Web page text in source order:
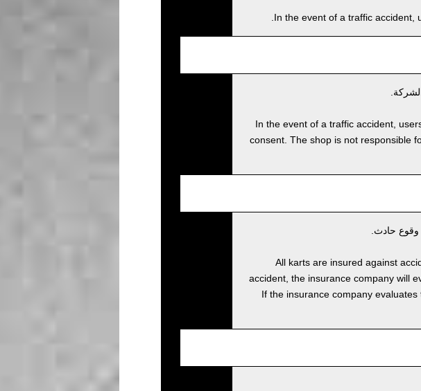
In the event of a traffic accident,
In the event of a traffic accident,
consent. The shop is not responsible
حادث.
All karts are insured against
accident, the insurance company will
If the insurance company